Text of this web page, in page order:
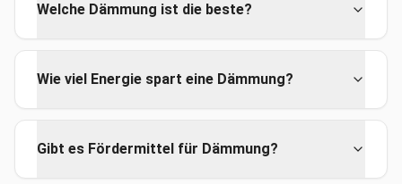
Welche Dämmung ist die beste?
Wie viel Energie spart eine Dämmung?
Gibt es Fördermittel für Dämmung?